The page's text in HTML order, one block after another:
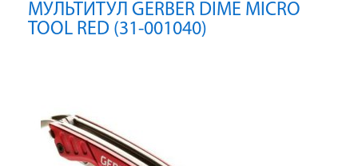
МУЛЬТИТУЛ GERBER DIME MICRO
TOOL RED (31-001040)